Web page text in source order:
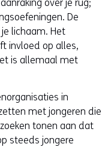
over je rug;
De
lichaam. Het
invloed op alles,
is allemaal met
in
met jongeren die
tonen aan dat
steeds jongere